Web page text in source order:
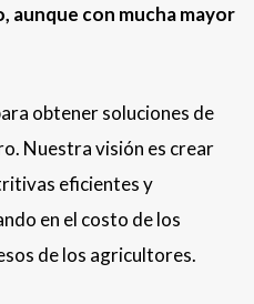
aunque con mucha mayor
obtener soluciones de
Nuestra visión es crear
eficientes y
en el costo de los
de los agricultores.